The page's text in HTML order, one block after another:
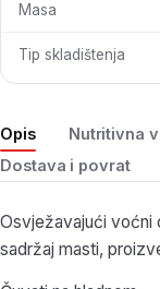
Opis Nutritivna
Dostava i povrat
Osvježavajući voćni
sadržaj masti,
Masa
Tip skladištenja